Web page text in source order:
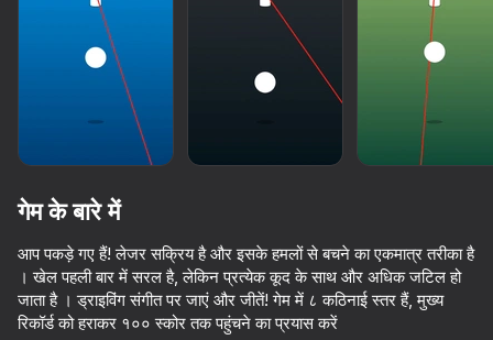
गेम के बारे में
आप पकड़े गए हैं! लेजर सक्रिय है और इसके हमलों से बचने का एकमात्र तरीका है
। खेल पहली बार में सरल है, लेकिन प्रत्येक कूद के साथ और अधिक जटिल हो
जाता है । ड्राइविंग संगीत पर जाएं और जीतें! गेम में ८ कठिनाई स्तर हैं, मुख्य
रिकॉर्ड को हराकर १०० स्कोर तक पहुंचने का प्रयास करें